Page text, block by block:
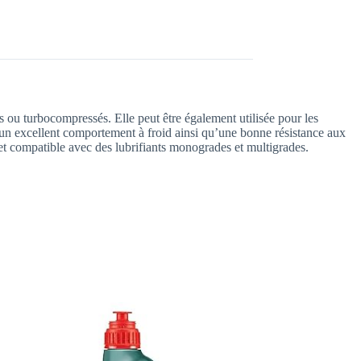
turbocompressés. Elle peut être également utilisée pour les
excellent comportement à froid ainsi qu’une bonne résistance aux
avec des lubrifiants monogrades et multigrades.